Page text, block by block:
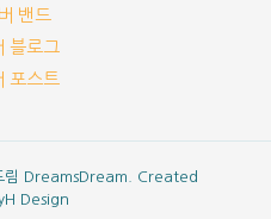
밴드
블로그
포스트
DreamsDream. Created
Design